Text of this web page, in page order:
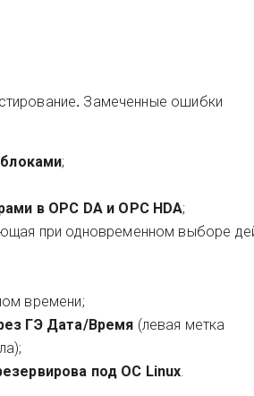
. Замеченные ошибки
блоками;
в OPC DA и OPC HDA;
при одновременном выборе
времени;
ГЭ Дата/Время (левая метка
под ОС Linux.